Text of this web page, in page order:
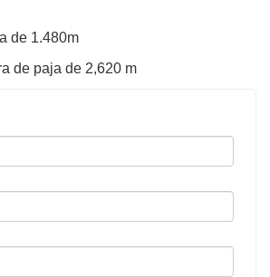
de 1.480m
de paja de 2,620 m